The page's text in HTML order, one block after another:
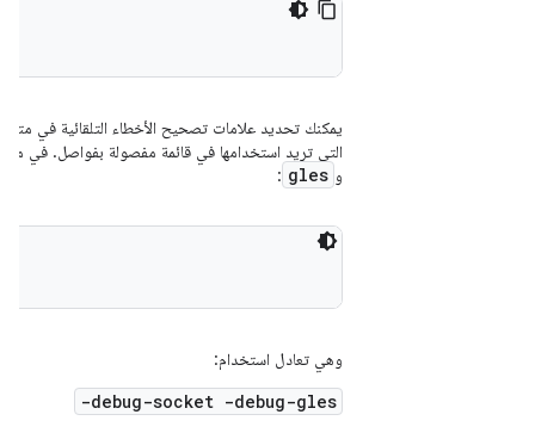
يمكنك تحديد علامات تصحيح الأخطاء التلقائية في متغيّر
التي تريد استخدامها في قائمة مفصولة بفواصل. في
و gles
:
وهي تعادل استخدام:
-debug-socket -debug-gles